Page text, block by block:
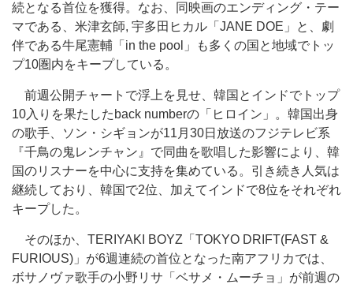
続となる首位を獲得。なお、同映画のエンディング・テー
マである、米津玄師, 宇多田ヒカル「JANE DOE」と、劇
伴である牛尾憲輔「in the pool」も多くの国と地域でトッ
プ10圏内をキープしている。
前週公開チャートで浮上を見せ、韓国とインドでトップ
10入りを果たしたback numberの「ヒロイン」。韓国出身
の歌手、ソン・シギョンが11月30日放送のフジテレビ系
『千鳥の鬼レンチャン』で同曲を歌唱した影響により、韓
国のリスナーを中心に支持を集めている。引き続き人気は
継続しており、韓国で2位、加えてインドで8位をそれぞれ
キープした。
そのほか、TERIYAKI BOYZ「TOKYO DRIFT(FAST &
FURIOUS)」が6週連続の首位となった南アフリカでは、
ボサノヴァ歌手の小野リサ「ベサメ・ムーチョ」が前週の